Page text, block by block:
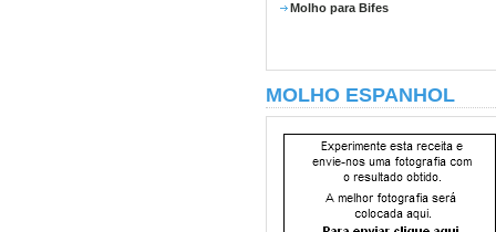
Molho para Bifes
MOLHO ESPANHOL